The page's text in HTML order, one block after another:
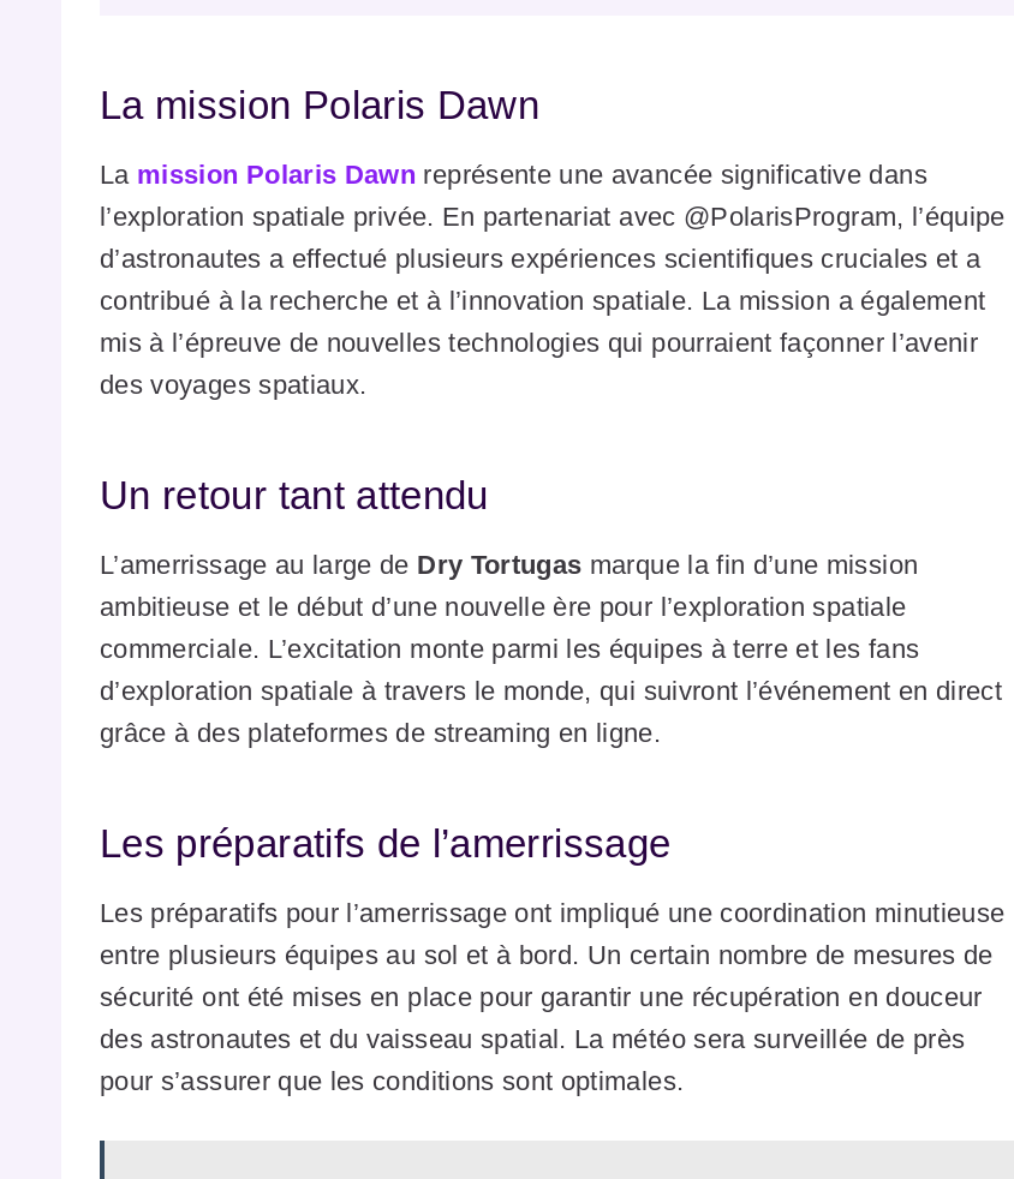
La mission Polaris Dawn
La mission Polaris Dawn représente une avancée significative dans
l’exploration spatiale privée. En partenariat avec @PolarisProgram, l’équipe
d’astronautes a effectué plusieurs expériences scientifiques cruciales et a
contribué à la recherche et à l’innovation spatiale. La mission a également
mis à l’épreuve de nouvelles technologies qui pourraient façonner l’avenir
des voyages spatiaux.
Un retour tant attendu
L’amerrissage au large de Dry Tortugas marque la fin d’une mission
ambitieuse et le début d’une nouvelle ère pour l’exploration spatiale
commerciale. L’excitation monte parmi les équipes à terre et les fans
d’exploration spatiale à travers le monde, qui suivront l’événement en direct
grâce à des plateformes de streaming en ligne.
Les préparatifs de l’amerrissage
Les préparatifs pour l’amerrissage ont impliqué une coordination minutieuse
entre plusieurs équipes au sol et à bord. Un certain nombre de mesures de
sécurité ont été mises en place pour garantir une récupération en douceur
des astronautes et du vaisseau spatial. La météo sera surveillée de près
pour s’assurer que les conditions sont optimales.